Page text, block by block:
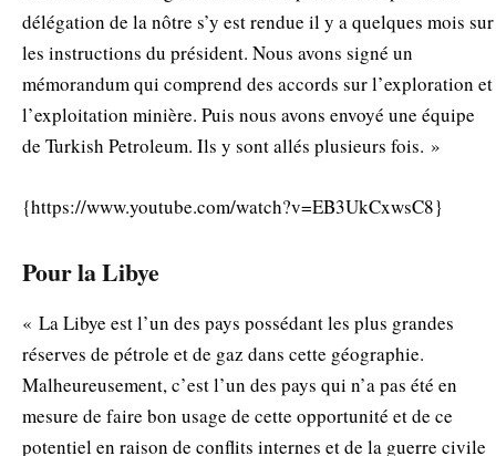
délégation de la nôtre s’y est rendue il y a quelques mois sur
les instructions du président. Nous avons signé un
mémorandum qui comprend des accords sur l’exploration et
l’exploitation minière. Puis nous avons envoyé une équipe
de Turkish Petroleum. Ils y sont allés plusieurs fois. »
{https://www.youtube.com/watch?v=EB3UkCxwsC8}
Pour la Libye
« La Libye est l’un des pays possédant les plus grandes
réserves de pétrole et de gaz dans cette géographie.
Malheureusement, c’est l’un des pays qui n’a pas été en
mesure de faire bon usage de cette opportunité et de ce
potentiel en raison de conflits internes et de la guerre civile